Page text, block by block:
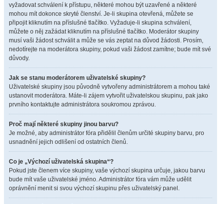
vyžadovat schválení k přístupu, některé mohou být uzavřené a některé
mohou mít dokonce skryté členství. Je-li skupina otevřená, můžete se
připojit kliknutím na příslušné tlačítko. Vyžaduje-li skupina schválení,
můžete o něj zažádat kliknutím na příslušné tlačítko. Moderátor skupiny
musí vaši žádost schválit a může se vás zeptat na důvod žádosti. Prosím,
nedotírejte na moderátora skupiny, pokud vaši žádost zamítne; bude mít své
důvody.
Jak se stanu moderátorem uživatelské skupiny?
Uživatelské skupiny jsou původně vytvořeny administrátorem a mohou také
ustanovit moderátora. Máte-li zájem vytvořit uživatelskou skupinu, pak jako
prvního kontaktujte administrátora soukromou zprávou.
Proč mají některé skupiny jinou barvu?
Je možné, aby administrátor fóra přidělil členům určité skupiny barvu, pro
usnadnění jejich odlišení od ostatních členů.
Co je „Výchozí uživatelská skupina“?
Pokud jste členem více skupiny, vaše výchozí skupina určuje, jakou barvu
bude mít vaše uživatelské jméno. Administrátor fóra vám může udělit
oprávnění menit si svou výchozí skupinu přes uživatelský panel.